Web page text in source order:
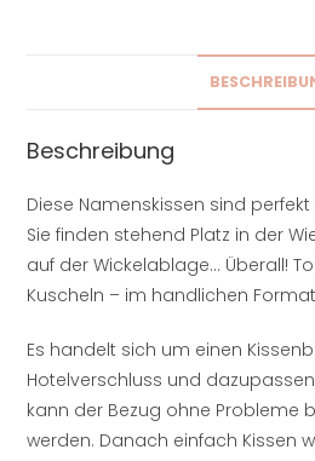
Beschreibung
Diese Namenskissen sind
Sie finden stehend Platz in der
auf der Wickelablage… Überall!
Kuscheln – im handlichen
Es handelt sich um einen
Hotelverschluss und
kann der Bezug ohne Probleme
werden. Danach einfach Kissen